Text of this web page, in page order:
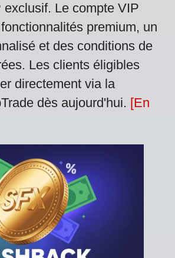
exclusif. Le compte VIP
premium, un
et des conditions de
Les clients éligibles
directement via la
dès aujourd'hui. [En